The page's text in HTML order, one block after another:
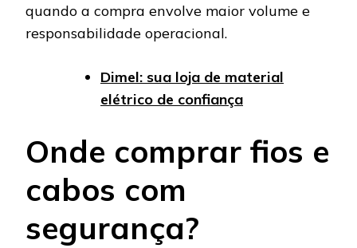
quando a compra envolve maior volume e
responsabilidade operacional.
Dimel: sua loja de material
elétrico de confiança
Onde comprar fios e
cabos com
segurança?